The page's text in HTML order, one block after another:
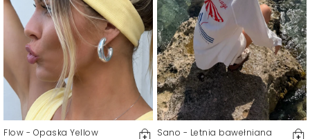
Flow - Opaska Yellow
Sano - Letnia bawełniana